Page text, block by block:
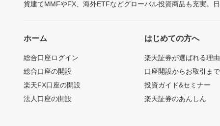
貨建てMMFやFX、海外ETFなどグローバル投資商品も充実。
ホーム
総合口座ログイン
総合口座の開設
楽天FX口座の開設
法人口座の開設
はじめての方へ
楽天証券が選ばれる理由
口座開設からお取引ま
投資ガイド&セミナー
楽天証券のあんしん